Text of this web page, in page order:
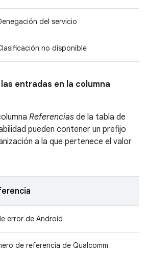
del servicio
no disponible
entradas en la columna
Referencias de la tabla de
pueden contener un prefijo
a la que pertenece el valor
error de Android
de referencia de Qualcomm